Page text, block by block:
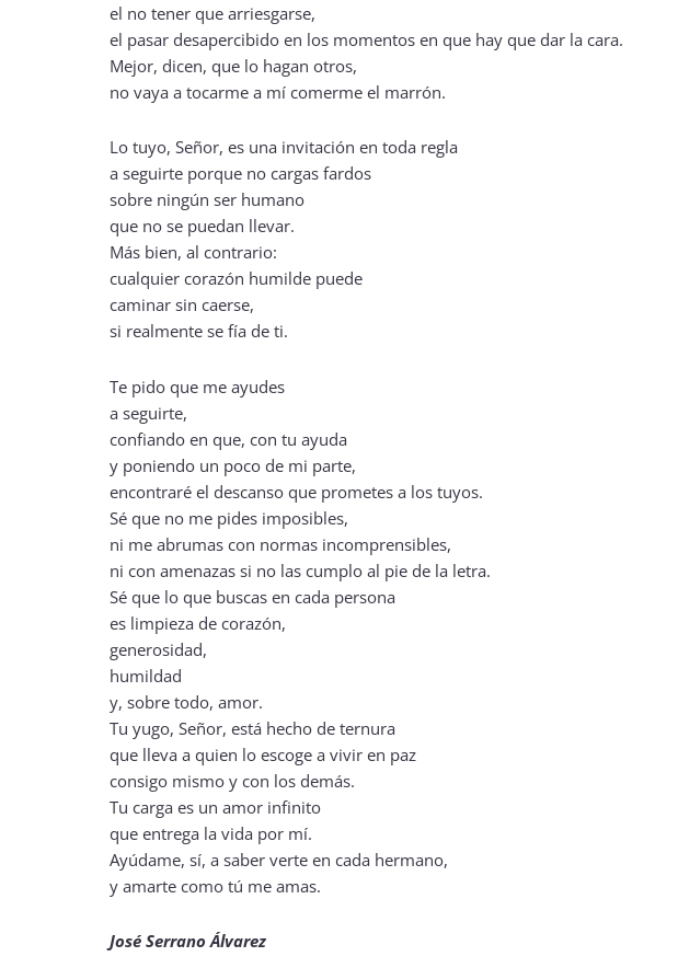
el no tener que arriesgarse,
el pasar desapercibido en los momentos en que hay que dar la cara.
Mejor, dicen, que lo hagan otros,
no vaya a tocarme a mí comerme el marrón.
Lo tuyo, Señor, es una invitación en toda regla
a seguirte porque no cargas fardos
sobre ningún ser humano
que no se puedan llevar.
Más bien, al contrario:
cualquier corazón humilde puede
caminar sin caerse,
si realmente se fía de ti.
Te pido que me ayudes
a seguirte,
confiando en que, con tu ayuda
y poniendo un poco de mi parte,
encontraré el descanso que prometes a los tuyos.
Sé que no me pides imposibles,
ni me abrumas con normas incomprensibles,
ni con amenazas si no las cumplo al pie de la letra.
Sé que lo que buscas en cada persona
es limpieza de corazón,
generosidad,
humildad
y, sobre todo, amor.
Tu yugo, Señor, está hecho de ternura
que lleva a quien lo escoge a vivir en paz
consigo mismo y con los demás.
Tu carga es un amor infinito
que entrega la vida por mí.
Ayúdame, sí, a saber verte en cada hermano,
y amarte como tú me amas.
José Serrano Álvarez